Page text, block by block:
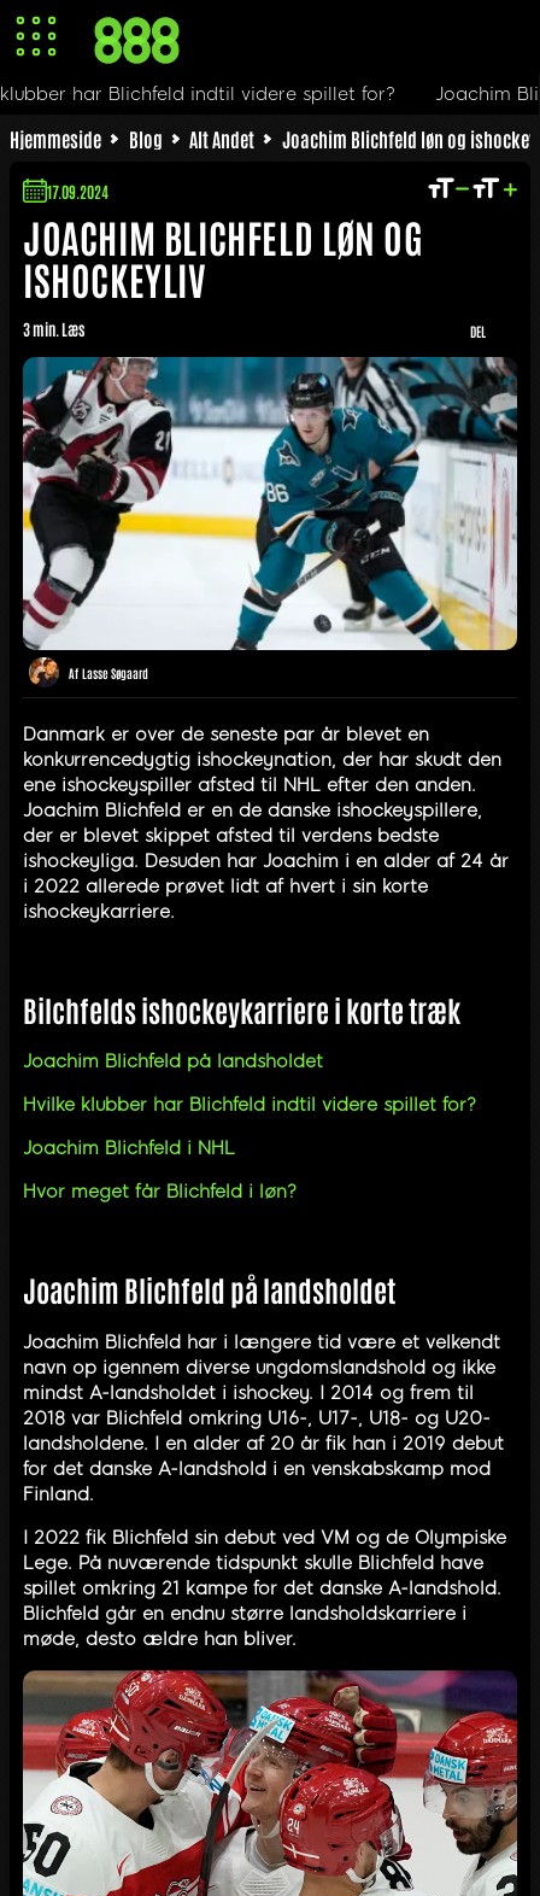
Hjemmeside Blog Alt Andet Joachim Blichfeld løn og
JOACHIM BLICHFELD LØN OG
ISHOCKEYLIV
17.09.2024
3 min. Læs
Af Lasse Søgaard
DEL
Danmark er over de seneste par år blevet en
konkurrencedygtig ishockeynation, der har skudt den
ene ishockeyspiller afsted til NHL efter den anden.
Joachim Blichfeld er en de danske ishockeyspillere,
der er blevet skippet afsted til verdens bedste
ishockeyliga. Desuden har Joachim i en alder af 24 år
i 2022 allerede prøvet lidt af hvert i sin korte
ishockeykarriere.
Bilchfelds ishockeykarriere i korte træk
Joachim Blichfeld på landsholdet
Hvilke klubber har Blichfeld indtil videre spillet for?
Joachim Blichfeld i NHL
Hvor meget får Blichfeld i løn?
Joachim Blichfeld på landsholdet
Joachim Blichfeld har i længere tid være et velkendt
navn op igennem diverse ungdomslandshold og ikke
mindst A-landsholdet i ishockey. I 2014 og frem til
2018 var Blichfeld omkring U16-, U17-, U18- og U20-
landsholdene. I en alder af 20 år fik han i 2019 debut
for det danske A-landshold i en venskabskamp mod
Finland.
I 2022 fik Blichfeld sin debut ved VM og de Olympiske
Lege. På nuværende tidspunkt skulle Blichfeld have
spillet omkring 21 kampe for det danske A-landshold.
Blichfeld går en endnu større landsholdskarriere i
møde, desto ældre han bliver.
for? Joachim Blichfeld i NHL Hvor meget får